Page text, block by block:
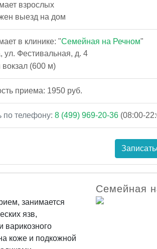
взрослых
выезд на дом
в клинике: "Семейная на Речном"
ул. Фестивальная, д. 4
вокзал (600 м)
приема: 1950 руб.
по телефону: 8 (499) 969-20-36 (08:00-
занимается
язв,
варикозного
коже и подкожной
Семейная